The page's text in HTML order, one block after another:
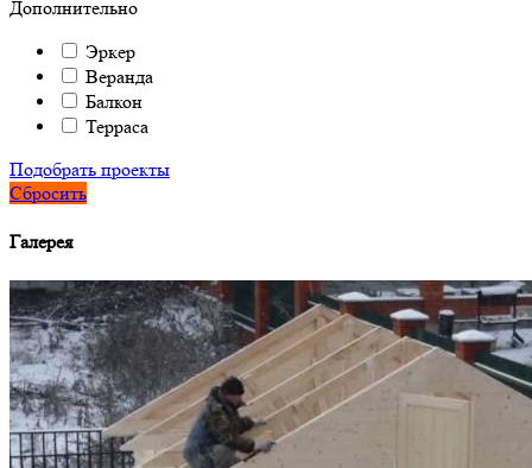
Дополнительно
Эркер
Веранда
Балкон
Терраса
Подобрать проекты
Сбросить
Галерея